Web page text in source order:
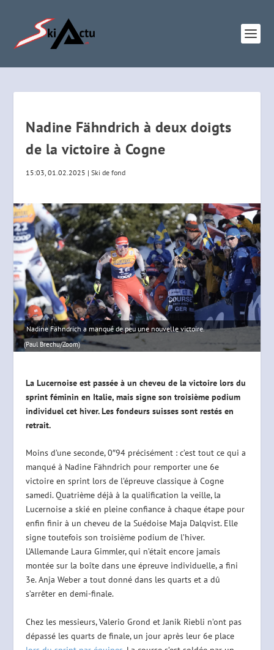
Nadine Fähndrich à deux doigts
de la victoire à Cogne
15:03, 01.02.2025 |Ski de fond
Nadine Fähndrich a manqué de peu une nouvelle victoire.
(Paul Brechu/Zoom)
La Lucernoise est passée à un cheveu de la victoire lors du
sprint féminin en Italie, mais signe son troisième podium
individuel cet hiver. Les fondeurs suisses sont restés en
retrait.
Moins d’une seconde, 0″94 précisément : c’est tout ce qui a
manqué à Nadine Fähndrich pour remporter une 6e
victoire en sprint lors de l’épreuve classique à Cogne
samedi. Quatrième déjà à la qualification la veille, la
Lucernoise a skié en pleine confiance à chaque étape pour
enfin finir à un cheveu de la Suédoise Maja Dalqvist. Elle
signe toutefois son troisième podium de l’hiver.
L’Allemande Laura Gimmler, qui n’était encore jamais
montée sur la boîte dans une épreuve individuelle, a fini
3e. Anja Weber a tout donné dans les quarts et a dû
s’arrêter en demi-finale.
Chez les messieurs, Valerio Grond et Janik Riebli n’ont pas
dépassé les quarts de finale, un jour après leur 6e place